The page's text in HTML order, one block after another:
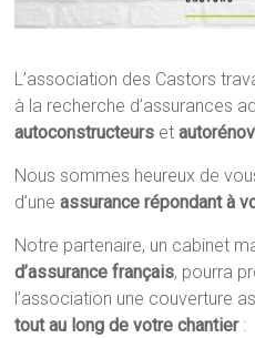
L’association des Castors
à la recherche d’assurances
autoconstructeurs et
Nous sommes heureux de
d’une assurance répondant à
Notre partenaire, un cabinet
d’assurance français, pourra
l’association une couverture
tout au long de votre chantier: